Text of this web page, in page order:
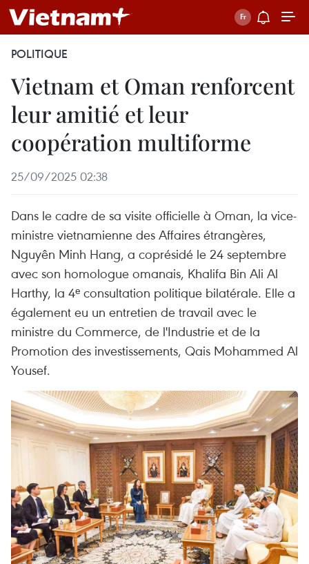
POLITIQUE
Vietnam et Oman renforcent
leur amitié et leur
coopération multiforme
25/09/2025 02:38
Dans le cadre de sa visite officielle à Oman, la vice-
ministre vietnamienne des Affaires étrangères,
Nguyên Minh Hang, a coprésidé le 24 septembre
avec son homologue omanais, Khalifa Bin Ali Al
Harthy, la 4ᵉ consultation politique bilatérale. Elle a
également eu un entretien de travail avec le
ministre du Commerce, de l'Industrie et de la
Promotion des investissements, Qais Mohammed Al
Yousef.